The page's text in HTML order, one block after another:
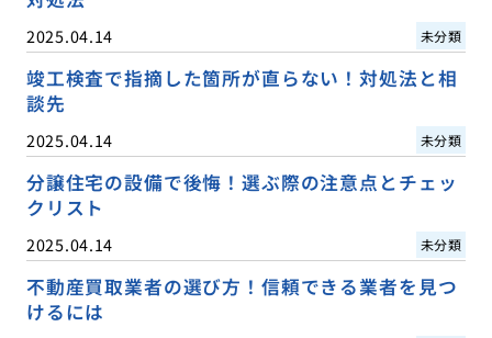
2025.04.14 未分類
竣工検査で指摘した箇所が直らない！対処法と相
談先
2025.04.14 未分類
分譲住宅の設備で後悔！選ぶ際の注意点とチェッ
クリスト
2025.04.14 未分類
不動産買取業者の選び方！信頼できる業者を見つ
けるには